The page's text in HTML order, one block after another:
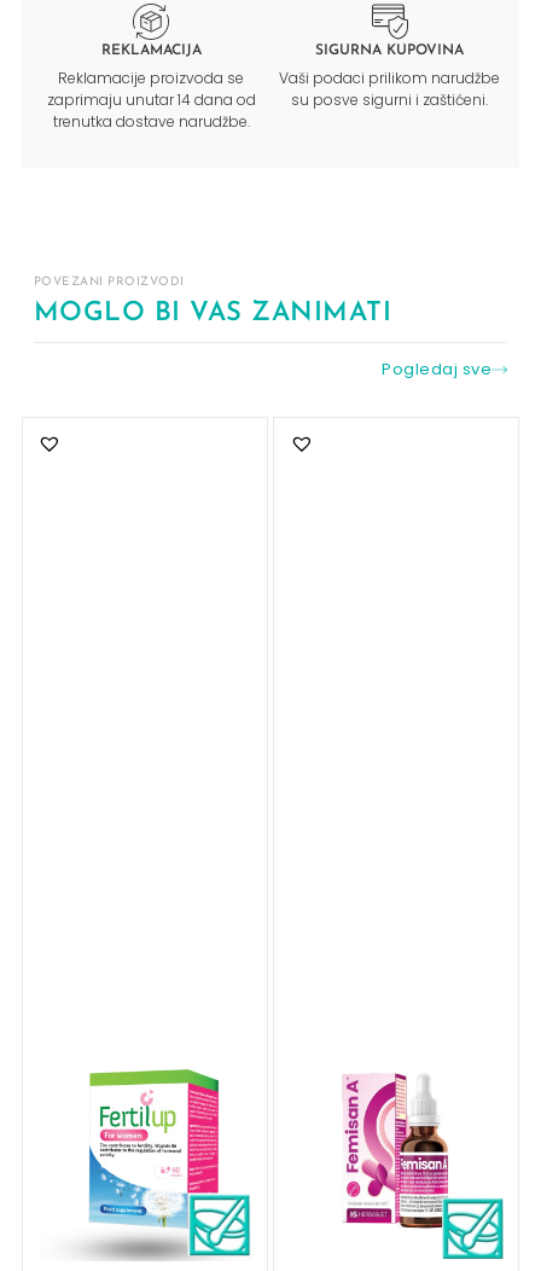
REKLAMACIJA
Reklamacije proizvoda se
zaprimaju unutar 14 dana od
trenutka dostave narudžbe.
SIGURNA KUPOVINA
Vaši podaci prilikom narudžbe
su posve sigurni i zaštićeni.
POVEZANI PROIZVODI
MOGLO BI VAS ZANIMATI
Pogledaj sve